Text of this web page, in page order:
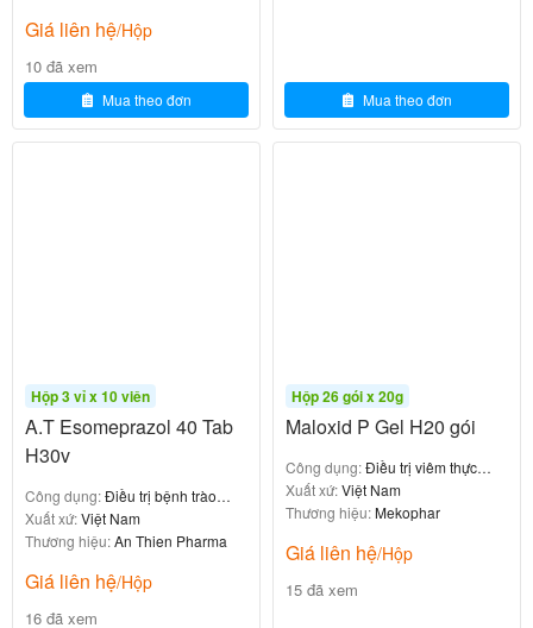
Trẻ em 7-15 tuổi
Trẻ em 12-18 tuổi
1-2 gói/ngày
Các bước sử dụng:
Lắc đềugói thuốc trước khi uống
Cắt mở đầu gói và
uống trực tiếp, không pha
loãng với nước hay đồ uống khác
Thời điểm uống
: Uống lúc đói, trước ăn 30 phút,
hoặc sau ăn 2 giờ, hoặc uống khi có triệu chứng
Giá liên hệ/Hộp
10 đã xem
Mua theo đơn Mua theo đơn
Hộp 3 vỉ x 10 viên
A.T Esomeprazol 40 Tab
H30v
Công dụng:Điều trị bệnh trào
ngược dạ dày - thực quản
Xuất xứ:Việt Nam
Thương hiệu:An Thien Pharma
Giá liên hệ/Hộp
16 đã xem
Hộp 26 gói x 20g
Maloxid P Gel H20 gói
Công dụng:Điều trị viêm thực
quản, viêm dạ dày
Xuất xứ:Việt Nam
Thương hiệu:Mekophar
Giá liên hệ/Hộp
15 đã xem